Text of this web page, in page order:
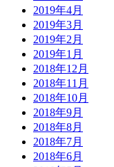
2019年4月
2019年3月
2019年2月
2019年1月
2018年12月
2018年11月
2018年10月
2018年9月
2018年8月
2018年7月
2018年6月